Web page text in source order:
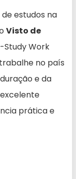
estudos na
Visto de
Study Work
no país
e da
prática e